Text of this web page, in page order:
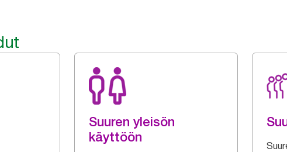
Suuren yleisön
käyttöön